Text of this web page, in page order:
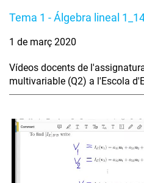
Tema 1 - Álgebra lineal
1 de març 2020
Vídeos docents de
multivariable (Q2) a l'Escola